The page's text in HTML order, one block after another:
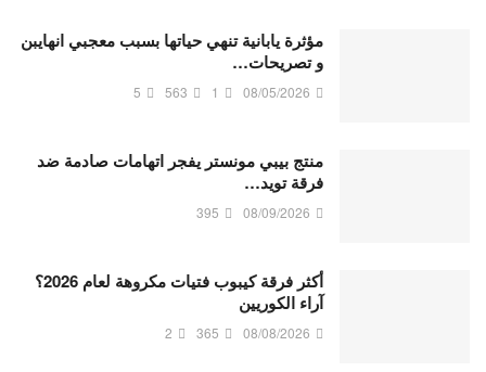
مؤثرة يابانية تنهي حياتها بسبب معجبي انهايبن
و تصريحات…
08/05/2026
1
563
5
منتج بيبي مونستر يفجر اتهامات صادمة ضد
فرقة تويد…
08/09/2026
395
أكثر فرقة كيبوب فتيات مكروهة لعام 2026؟
آراء الكوريين
08/08/2026
365
2